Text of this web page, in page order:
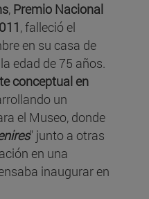
, Premio Nacional
, falleció el
en su casa de
edad de 75 años.
conceptual en
un
el Museo, donde
" junto a otras
en una
inaugurar en